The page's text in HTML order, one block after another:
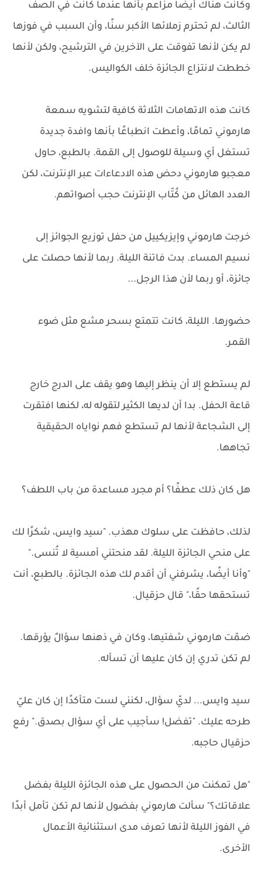
وكانت هناك أيضًا مزاعم بأنها عندما كانت في الصف
الثالث، لم تحترم زملائها الأكبر سنًا، وأن السبب في فوزها
لم يكن لأنها تفوقت على الآخرين في الترشيح، ولكن لأنها
خططت لانتزاع الجائزة خلف الكواليس.
كانت هذه الاتهامات الثلاثة كافية لتشويه سمعة
هارموني تمامًا، وأعطت انطباعًا بأنها وافدة جديدة
تستغل أي وسيلة للوصول إلى القمة. بالطبع، حاول
معجبو هارموني دحض هذه الادعاءات عبر الإنترنت، لكن
العدد الهائل من كُتّاب الإنترنت حجب أصواتهم.
خرجت هارموني وإيزيكييل من حفل توزيع الجوائز إلى
نسيم المساء. بدت فاتنة الليلة. ربما لأنها حصلت على
جائزة، أو ربما لأن هذا الرجل...
حضورها. الليلة، كانت تتمتع بسحر مشع مثل ضوء
القمر.
لم يستطع إلا أن ينظر إليها وهو يقف على الدرج خارج
قاعة الحفل. بدا أن لديها الكثير لتقوله له، لكنها افتقرت
إلى الشجاعة لأنها لم تستطع فهم نواياه الحقيقية
تجاهها.
هل كان ذلك عطفًا؟ أم مجرد مساعدة من باب اللطف؟
لذلك، حافظت على سلوك مهذب. "سيد وايس، شكرًا لك
على منحي الجائزة الليلة. لقد منحتني أمسية لا تُنسى."
"وأنا أيضًا، يشرفني أن أقدم لك هذه الجائزة. بالطبع، أنت
تستحقها حقًا،" قال حزقيال.
ضمّت هارموني شفتيها، وكان في ذهنها سؤالٌ يؤرقها.
لم تكن تدري إن كان عليها أن تسأله.
سيد وايس... لديّ سؤال، لكنني لست متأكدًا إن كان عليّ
طرحه عليك. "تفضل! سأجيب على أي سؤال بصدق." رفع
حزقيال حاجبه.
"هل تمكنت من الحصول على هذه الجائزة الليلة بفضل
علاقاتك؟" سألت هارموني بفضول لأنها لم تكن تأمل أبدًا
في الفوز الليلة لأنها تعرف مدى استثنائية الأعمال
الأخرى.